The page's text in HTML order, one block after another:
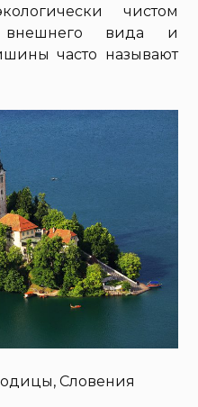
чистом
внешнего вида и
часто называют
Словения